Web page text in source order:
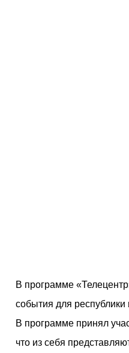
В программе
события для
В программе принял
что из себя